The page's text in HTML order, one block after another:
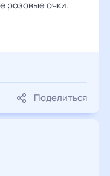
розовые очки.
Поделиться